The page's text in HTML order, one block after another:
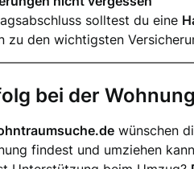
solltest du eine
zu den wichtigsten
bei der
wünschen
findest und umziehen